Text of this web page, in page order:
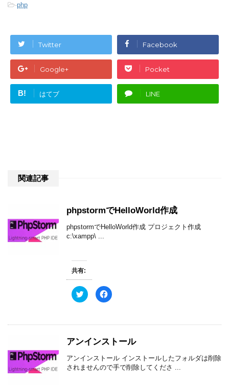
ま
す
ウ
で
開
き
ま
)
-php
Twitter Facebook
Google+ Pocket
B! はてブ LINE
関連記事
phpstormでHelloWorld作成
phpstormでHelloWorld作成 プロジェクト作成
c:\xampp\ ...
共有:
ク
リ
て
i
t
e
r
で
F
a
o
で
共
す
る
に
アンインストール
アンインストール インストールしたフォルダは削除
されませんので手で削除してくださ ...